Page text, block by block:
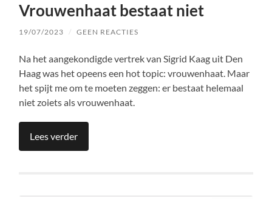
Vrouwenhaat bestaat niet
19/07/2023 / GEEN REACTIES
Na het aangekondigde vertrek van Sigrid Kaag uit Den
Haag was het opeens een hot topic: vrouwenhaat. Maar
het spijt me om te moeten zeggen: er bestaat helemaal
niet zoiets als vrouwenhaat.
Lees verder